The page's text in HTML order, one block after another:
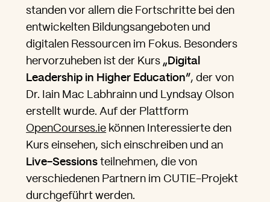
standen vor allem die Fortschritte bei den
entwickelten Bildungsangeboten und
digitalen Ressourcen im Fokus. Besonders
hervorzuheben ist der Kurs „Digital
Leadership in Higher Education“, der von
Dr. Iain Mac Labhrainn und Lyndsay Olson
erstellt wurde. Auf der Plattform
OpenCourses.ie können Interessierte den
Kurs einsehen, sich einschreiben und an
Live-Sessions teilnehmen, die von
verschiedenen Partnern im CUTIE-Projekt
durchgeführt werden.